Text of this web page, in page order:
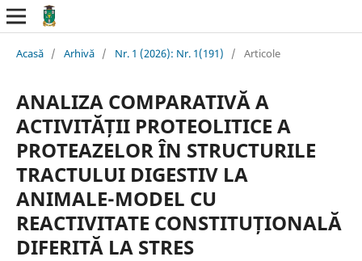
Acasă / Arhivă / Nr. 1 (2026): Nr. 1(191) / Articole
ANALIZA COMPARATIVĂ A
ACTIVITĂȚII PROTEOLITICE A
PROTEAZELOR ÎN STRUCTURILE
TRACTULUI DIGESTIV LA
ANIMALE-MODEL CU
REACTIVITATE CONSTITUȚIONALĂ
DIFERITĂ LA STRES